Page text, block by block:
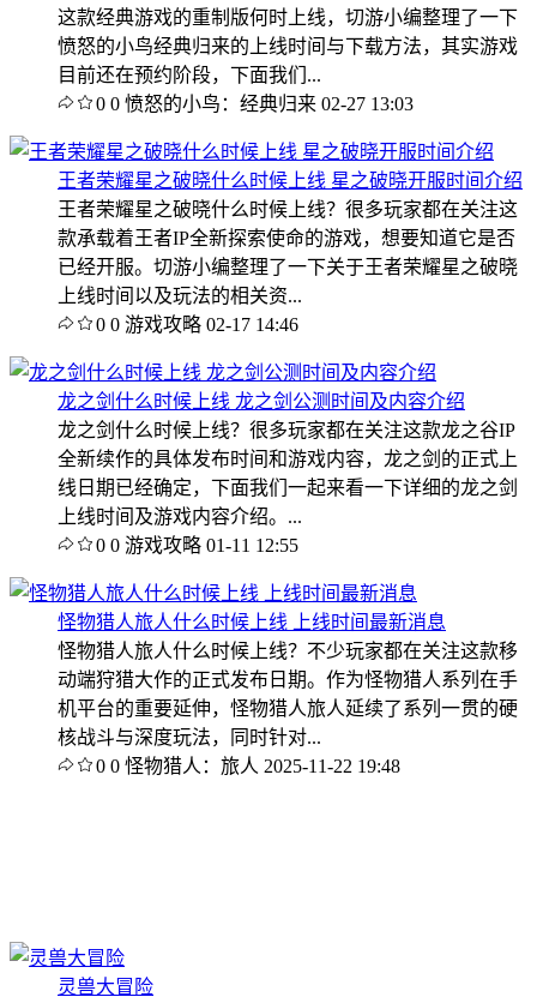
这款经典游戏的重制版何时上线，切游小编整理了一下
愤怒的小鸟经典归来的上线时间与下载方法，其实游戏
目前还在预约阶段，下面我们...
0 0 愤怒的小鸟：经典归来 02-27 13:03
王者荣耀星之破晓什么时候上线 星之破晓开服时间介绍
王者荣耀星之破晓什么时候上线？很多玩家都在关注这
款承载着王者IP全新探索使命的游戏，想要知道它是否
已经开服。切游小编整理了一下关于王者荣耀星之破晓
上线时间以及玩法的相关资...
0 0 游戏攻略 02-17 14:46
龙之剑什么时候上线 龙之剑公测时间及内容介绍
龙之剑什么时候上线？很多玩家都在关注这款龙之谷IP
全新续作的具体发布时间和游戏内容，龙之剑的正式上
线日期已经确定，下面我们一起来看一下详细的龙之剑
上线时间及游戏内容介绍。...
0 0 游戏攻略 01-11 12:55
怪物猎人旅人什么时候上线 上线时间最新消息
怪物猎人旅人什么时候上线？不少玩家都在关注这款移
动端狩猎大作的正式发布日期。作为怪物猎人系列在手
机平台的重要延伸，怪物猎人旅人延续了系列一贯的硬
核战斗与深度玩法，同时针对...
0 0 怪物猎人：旅人 2025-11-22 19:48
灵兽大冒险